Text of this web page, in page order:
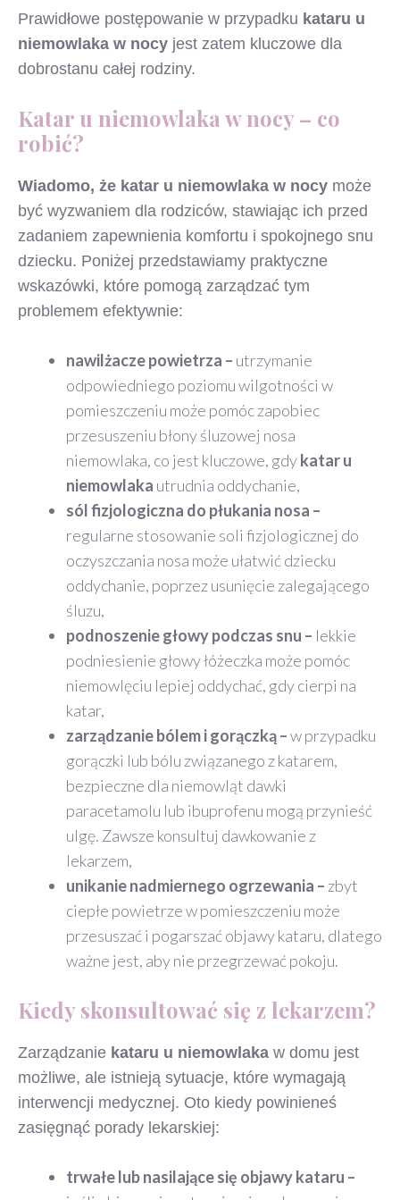
Prawidłowe postępowanie w przypadku kataru u
niemowlaka w nocy jest zatem kluczowe dla
dobrostanu całej rodziny.
Katar u niemowlaka w nocy – co
robić?
Wiadomo, że katar u niemowlaka w nocy może
być wyzwaniem dla rodziców, stawiając ich przed
zadaniem zapewnienia komfortu i spokojnego snu
dziecku. Poniżej przedstawiamy praktyczne
wskazówki, które pomogą zarządzać tym
problemem efektywnie:
nawilżacze powietrza – utrzymanie
odpowiedniego poziomu wilgotności w
pomieszczeniu może pomóc zapobiec
przesuszeniu błony śluzowej nosa
niemowlaka, co jest kluczowe, gdykatar u
niemowlaka utrudnia oddychanie,
sól fizjologiczna do płukania nosa –
regularne stosowanie soli fizjologicznej do
oczyszczania nosa może ułatwić dziecku
oddychanie, poprzez usunięcie zalegającego
śluzu,
podnoszenie głowy podczas snu – lekkie
podniesienie głowy łóżeczka może pomóc
niemowlęciu lepiej oddychać, gdy cierpi na
katar,
zarządzanie bólem i gorączką –w przypadku
gorączki lub bólu związanego z katarem,
bezpieczne dla niemowląt dawki
paracetamolu lub ibuprofenu mogą przynieść
ulgę. Zawsze konsultuj dawkowanie z
lekarzem,
unikanie nadmiernego ogrzewania – zbyt
ciepłe powietrze w pomieszczeniu może
przesuszać i pogarszać objawy kataru, dlatego
ważne jest, aby nie przegrzewać pokoju.
Kiedy skonsultować się z lekarzem?
Zarządzanie kataru u niemowlaka w domu jest
możliwe, ale istnieją sytuacje, które wymagają
interwencji medycznej. Oto kiedy powinieneś
zasięgnąć porady lekarskiej:
trwałe lub nasilające się objawy kataru –